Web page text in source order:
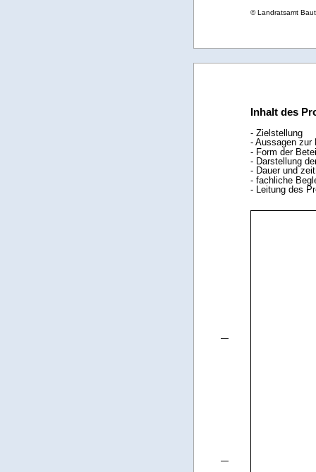
© Landratsamt
Inhalt des
- Zielstellung
- Aussagen zur
- Form der
- Darstellung
- Dauer und
- fachliche
- Leitung des